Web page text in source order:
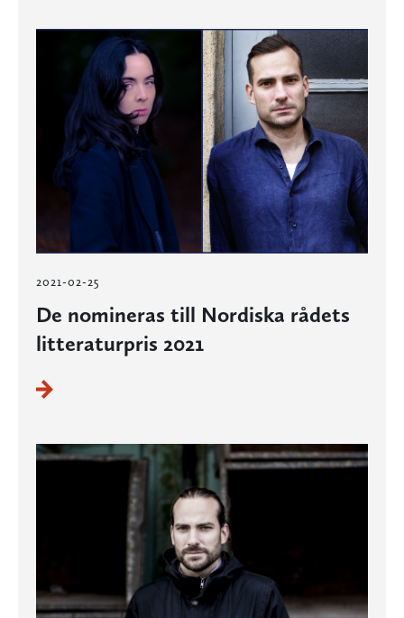
2021-02-25
De nomineras till Nordiska rådets
litteraturpris 2021